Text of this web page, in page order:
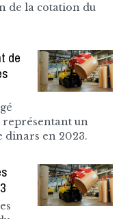
de la cotation du
de
un
dinars en 2023.